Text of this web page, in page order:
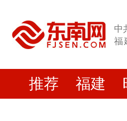
中
福
推荐 福建